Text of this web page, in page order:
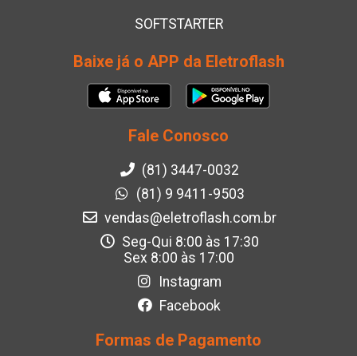
SOFTSTARTER
Baixe já o APP da Eletroflash
Fale Conosco
(81) 3447-0032
(81) 9 9411-9503
vendas@eletroflash.com.br
Seg-Qui 8:00 às 17:30
Sex 8:00 às 17:00
Instagram
Facebook
Formas de Pagamento